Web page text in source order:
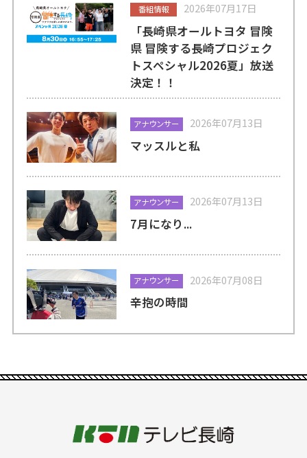
番組情報 2026年07月17日
「長崎県オールトヨタ 冒険
県 冒険する長崎プロジェク
トスペシャル2026夏」放送
決定！！
アナウンサー 2026年07月13日
マッスルと私
アナウンサー 2026年07月13日
7月になり...
アナウンサー 2026年07月08日
辛抱の時間